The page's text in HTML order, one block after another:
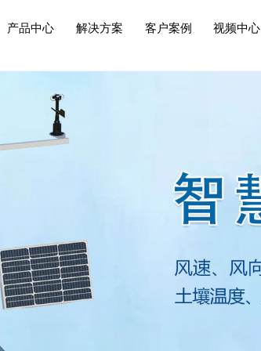
产品中心 解决方案 客户案例 视频中心